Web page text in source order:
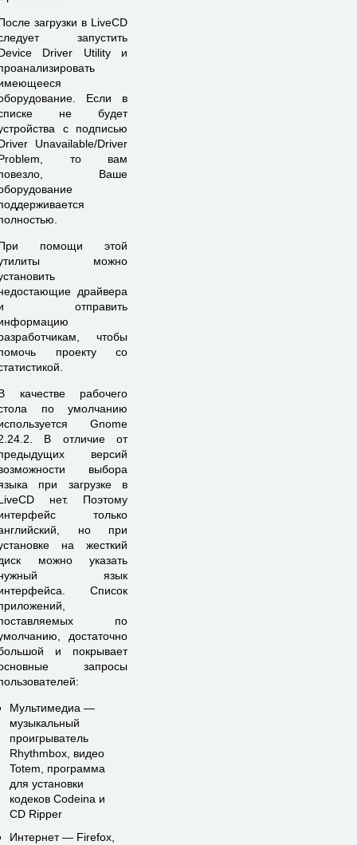
загрузки в LiveCD
запустить
Driver Utility и
Если в
не будет
с подписью
Unavailable/Driver
то вам
Ваше
помощи этой
можно
драйвера
отправить
чтобы
проекту со
качестве рабочего
по умолчанию
Gnome
В отличие от
версий
выбора
при загрузке в
нет. Поэтому
только
но при
на жесткий
можно указать
язык
Список
по
достаточно
и покрывает
запросы
Мультимедиа —
музыкальный
проигрыватель
Rhythmbox, видео
Totem, программа
для установки
кодеков Codeina и
CD Ripper
Интернет — Firefox,